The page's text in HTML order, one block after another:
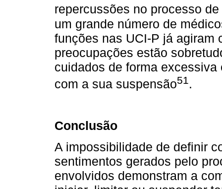
repercussões no processo
um grande número de
funções nas UCI-P já agiram
preocupações estão
cuidados de forma
com a sua suspensão51.
Conclusão
A impossibilidade de definir
sentimentos gerados pelo
envolvidos demonstram a